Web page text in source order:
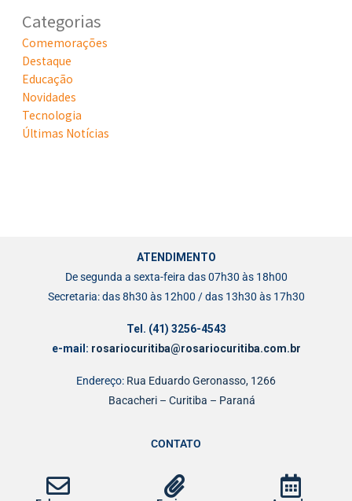
Categorias
Comemorações
Destaque
Educação
Novidades
Tecnologia
Últimas Notícias
ATENDIMENTO
De segunda a sexta-feira das 07h30 às 18h00
Secretaria: das 8h30 às 12h00 / das 13h30 às 17h30
Tel. (41) 3256-4543
e-mail: rosariocuritiba@rosariocuritiba.com.br
Endereço: Rua Eduardo Geronasso, 1266
Bacacheri – Curitiba – Paraná
CONTATO